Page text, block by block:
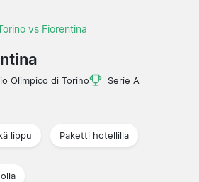
vs Fiorentina
Olimpico di Torino
Serie A
lippu Paketti hotellilla